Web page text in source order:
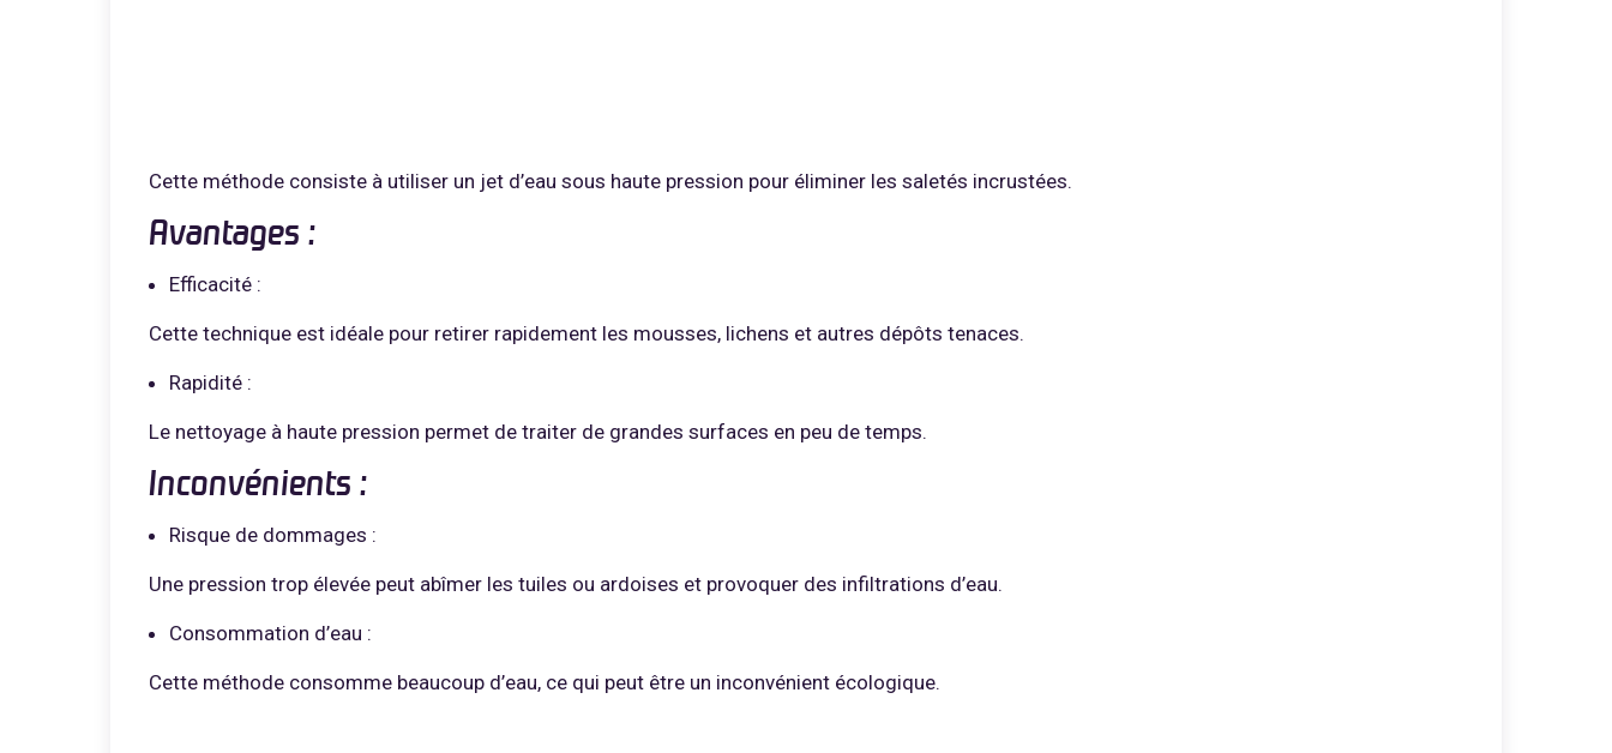
Cette méthode consiste à utiliser un jet d’eau sous haute pression pour éliminer les saletés incrustées.
Avantages :
Efficacité :
Cette technique est idéale pour retirer rapidement les mousses, lichens et autres dépôts tenaces.
Rapidité :
Le nettoyage à haute pression permet de traiter de grandes surfaces en peu de temps.
Inconvénients :
Risque de dommages :
Une pression trop élevée peut abîmer les tuiles ou ardoises et provoquer des infiltrations d’eau.
Consommation d’eau :
Cette méthode consomme beaucoup d’eau, ce qui peut être un inconvénient écologique.